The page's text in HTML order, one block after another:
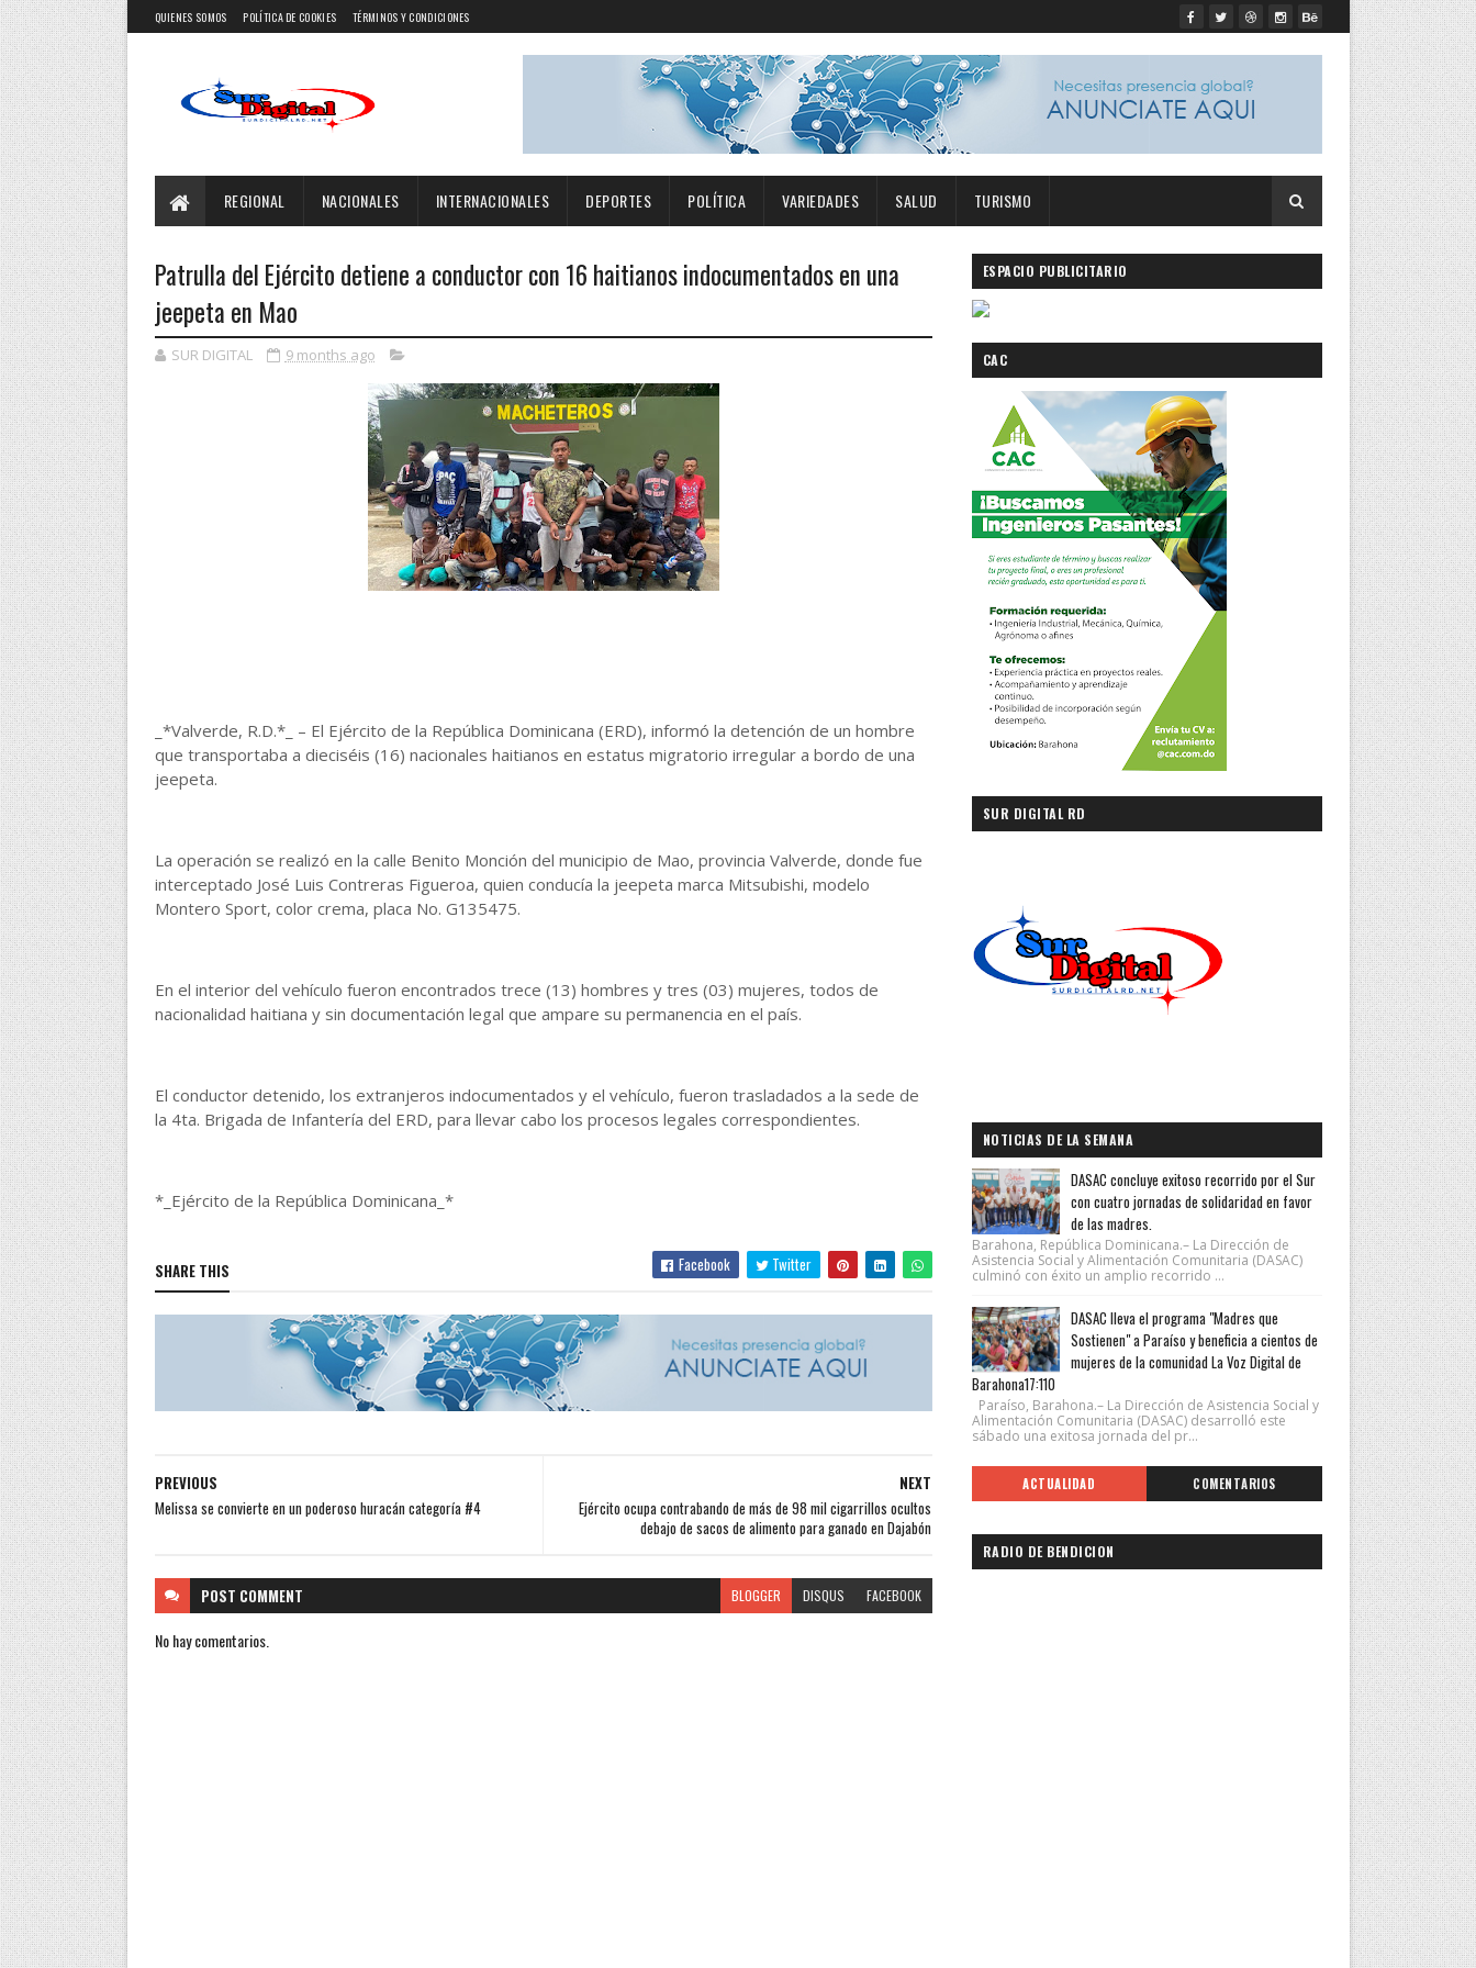
QUIENES SOMOS POLÍTICA DE COOKIES TÉRMINOS Y CONDICIONES
REGIONAL NACIONALES INTERNACIONALES DEPORTES POLÍTICA VARIEDADES SALUD TURISMO
Patrulla del Ejército detiene a conductor con 16 haitianos indocumentados en una
jeepeta en Mao
SUR DIGITAL 9 months ago
_*Valverde, R.D.*_ – El Ejército de la República Dominicana (ERD), informó la detención de un hombre
que transportaba a dieciséis (16) nacionales haitianos en estatus migratorio irregular a bordo de una
jeepeta.
La operación se realizó en la calle Benito Monción del municipio de Mao, provincia Valverde, donde fue
interceptado José Luis Contreras Figueroa, quien conducía la jeepeta marca Mitsubishi, modelo
Montero Sport, color crema, placa No. G135475.
En el interior del vehículo fueron encontrados trece (13) hombres y tres (03) mujeres, todos de
nacionalidad haitiana y sin documentación legal que ampare su permanencia en el país.
El conductor detenido, los extranjeros indocumentados y el vehículo, fueron trasladados a la sede de
la 4ta. Brigada de Infantería del ERD, para llevar cabo los procesos legales correspondientes.
*_Ejército de la República Dominicana_*
SHARE THIS Facebook Twitter
NEXT
Ejército ocupa contrabando de más de 98 mil cigarrillos ocultos
debajo de sacos de alimento para ganado en Dajabón
PREVIOUS
Melissa se convierte en un poderoso huracán categoría #4
POST COMMENT BLOGGER DISQUS FACEBOOK
No hay comentarios.
ESPACIO PUBLICITARIO
CAC
SUR DIGITAL RD
NOTICIAS DE LA SEMANA
DASAC concluye exitoso recorrido por el Sur
con cuatro jornadas de solidaridad en favor
de las madres.
Barahona, República Dominicana.– La Dirección de
Asistencia Social y Alimentación Comunitaria (DASAC)
culminó con éxito un amplio recorrido ...
DASAC lleva el programa "Madres que
Sostienen" a Paraíso y beneficia a cientos de
mujeres de la comunidad La Voz Digital de
Barahona17:110
Paraíso, Barahona.– La Dirección de Asistencia Social y
Alimentación Comunitaria (DASAC) desarrolló este
sábado una exitosa jornada del pr...
ACTUALIDAD COMENTARIOS
RADIO DE BENDICION